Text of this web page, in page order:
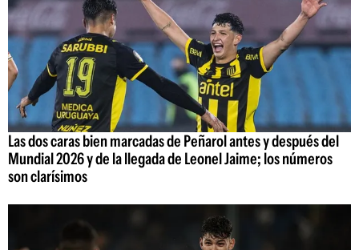
Las dos caras bien marcadas de Peñarol antes y después del
Mundial 2026 y de la llegada de Leonel Jaime; los números
son clarísimos